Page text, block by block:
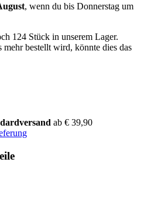
, wenn du bis Donnerstag um
124 Stück in unserem Lager.
bestellt wird, könnte dies das
ab € 39,90